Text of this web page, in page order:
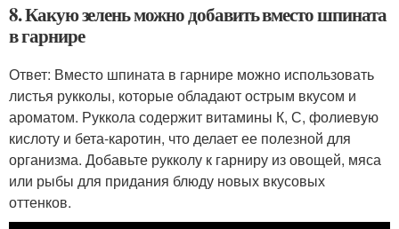
8. Какую зелень можно добавить вместо шпината
в гарнире
Ответ: Вместо шпината в гарнире можно использовать
листья рукколы, которые обладают острым вкусом и
ароматом. Руккола содержит витамины К, С, фолиевую
кислоту и бета-каротин, что делает ее полезной для
организма. Добавьте рукколу к гарниру из овощей, мяса
или рыбы для придания блюду новых вкусовых
оттенков.